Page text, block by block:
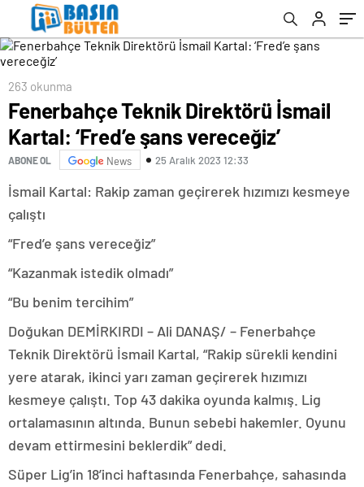
263 okunma
Fenerbahçe Teknik Direktörü İsmail
Kartal: ‘Fred’e şans vereceğiz’
ABONE OL News 25 Aralık 2023 12:33
İsmail Kartal: Rakip zaman geçirerek hızımızı kesmeye
çalıştı
“Fred’e şans vereceğiz”
“Kazanmak istedik olmadı”
“Bu benim tercihim”
Doğukan DEMİRKIRDI – Ali DANAŞ/ – Fenerbahçe
Teknik Direktörü İsmail Kartal, “Rakip sürekli kendini
yere atarak, ikinci yarı zaman geçirerek hızımızı
kesmeye çalıştı. Top 43 dakika oyunda kalmış. Lig
ortalamasının altında. Bunun sebebi hakemler. Oyunu
devam ettirmesini beklerdik” dedi.
Süper Lig’in 18’inci haftasında Fenerbahçe, sahasında